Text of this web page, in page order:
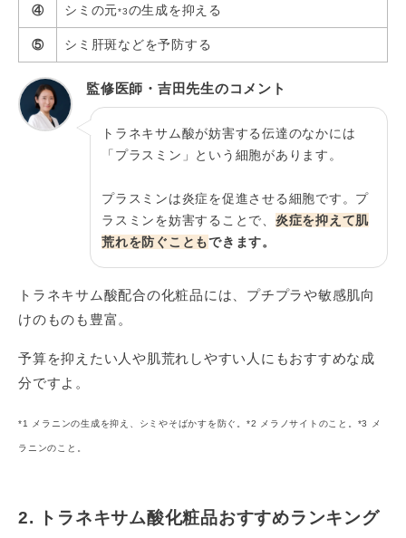
④ シミの元*3の生成を抑える
⑤ シミ肝斑などを予防する
監修医師・吉田先生のコメント
トラネキサム酸が妨害する伝達のなかには
「プラスミン」という細胞があります。
プラスミンは炎症を促進させる細胞です。プ
ラスミンを妨害することで、 炎症を抑えて肌
荒れを防ぐこともできます。
トラネキサム酸配合の化粧品には、プチプラや敏感肌向
けのものも豊富。
予算を抑えたい人や肌荒れしやすい人にもおすすめな成
分ですよ。
*1 メラニンの生成を抑え、シミやそばかすを防ぐ。*2 メラノサイトのこと。*3 メ
ラニンのこと。
2. トラネキサム酸化粧品おすすめランキング